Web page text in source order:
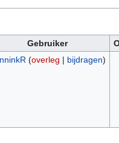
Gebruiker
(overleg | bijdragen)